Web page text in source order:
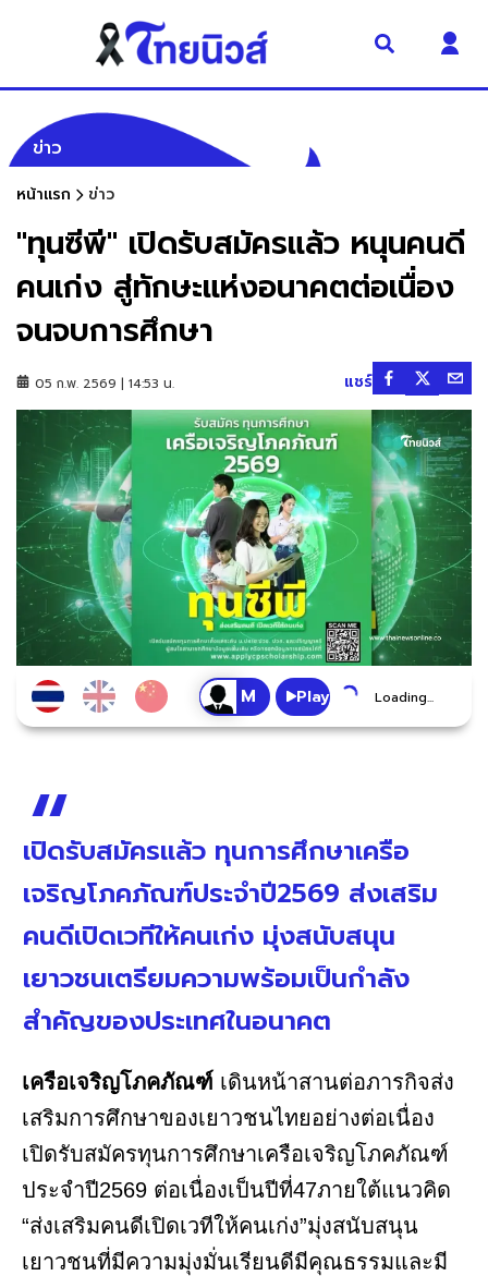
ข่าว
หน้าแรก ข่าว
"ทุนซีพี" เปิดรับสมัครแล้ว หนุนคนดี
คนเก่ง สู่ทักษะแห่งอนาคตต่อเนื่อง
จนจบการศึกษา
05 ก.พ. 2569 | 14:53 น. แชร์
Play Loading...
เปิดรับสมัครแล้ว ทุนการศึกษาเครือ
เจริญโภคภัณฑ์ประจำปี2569 ส่งเสริม
คนดีเปิดเวทีให้คนเก่ง มุ่งสนับสนุน
เยาวชนเตรียมความพร้อมเป็นกำลัง
สำคัญของประเทศในอนาคต
เครือเจริญโภคภัณฑ์ เดินหน้าสานต่อภารกิจส่ง
เสริมการศึกษาของเยาวชนไทยอย่างต่อเนื่อง
เปิดรับสมัครทุนการศึกษาเครือเจริญโภคภัณฑ์
ประจำปี2569 ต่อเนื่องเป็นปีที่47ภายใต้แนวคิด
“ส่งเสริมคนดีเปิดเวทีให้คนเก่ง”มุ่งสนับสนุน
เยาวชนที่มีความมุ่งมั่นเรียนดีมีคุณธรรมและมี